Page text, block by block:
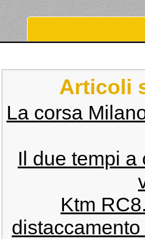
Articoli
La corsa
Il due tempi
Ktm